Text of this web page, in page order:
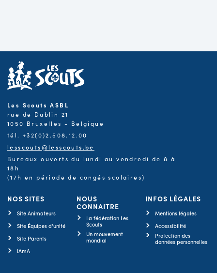
Les Scouts ASBL
rue de Dublin 21
1050 Bruxelles - Belgique
tél. +32(0)2.508.12.00
lesscouts@lesscouts.be
Bureaux ouverts du lundi au vendredi de 8 à
18h
(17h en période de congés scolaires)
NOS SITES
Site Animateurs
Site Équipes d'unité
Site Parents
IAmA
NOUS
CONNAITRE
La fédération Les
Scouts
Un mouvement
mondial
INFOS LÉGALES
Mentions légales
Accessibilité
Protection des
données personnelles